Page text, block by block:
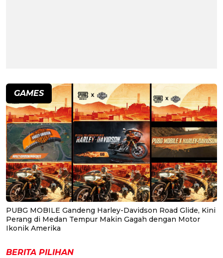
GAMES
PUBG MOBILE Gandeng Harley-Davidson Road Glide, Kini
Perang di Medan Tempur Makin Gagah dengan Motor
Ikonik Amerika
BERITA PILIHAN